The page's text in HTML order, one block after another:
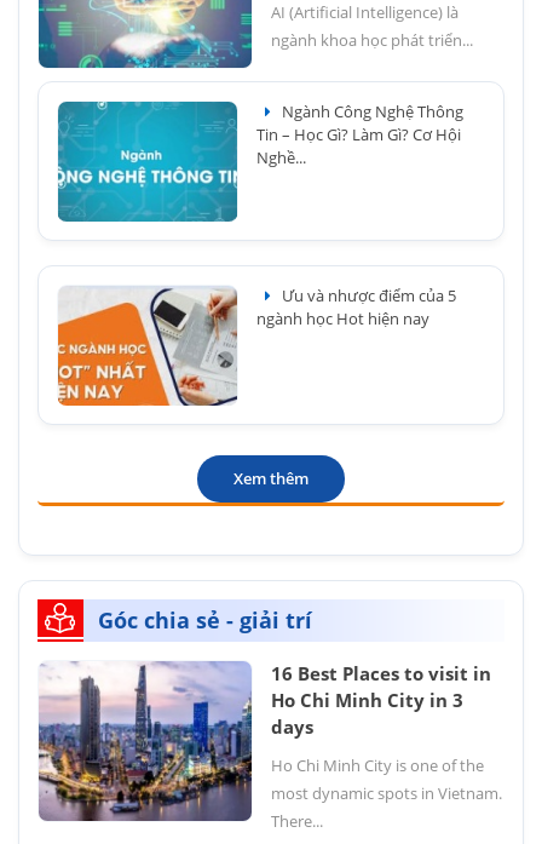
AI (Artificial Intelligence) là
ngành khoa học phát triển...
Ngành Công Nghệ Thông
Tin – Học Gì? Làm Gì? Cơ Hội
Nghề...
Ưu và nhược điểm của 5
ngành học Hot hiện nay
Xem thêm
Góc chia sẻ - giải trí
16 Best Places to visit in
Ho Chi Minh City in 3
days
Ho Chi Minh City is one of the
most dynamic spots in Vietnam.
There...